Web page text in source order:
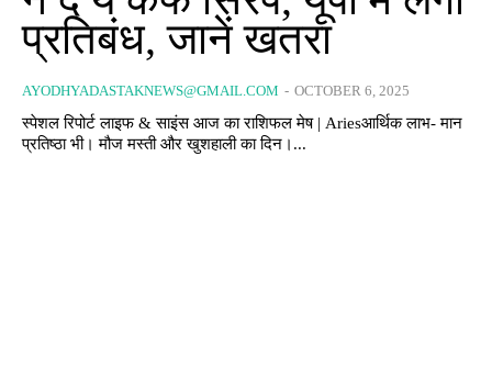
प्रतिबंध, जानें खतरा
AYODHYADASTAKNEWS@GMAIL.COM - OCTOBER 6, 2025
स्पेशल रिपोर्ट लाइफ & साइंस आज का राशिफल मेष | Ariesआर्थिक लाभ- मान
प्रतिष्ठा भी। मौज मस्ती और खुशहाली का दिन।...